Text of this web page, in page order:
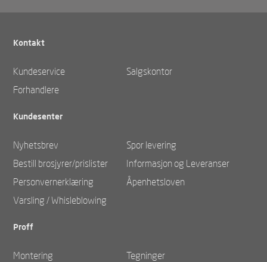
Kontakt
Kundeservice
Salgskontor
Forhandlere
Kundesenter
Nyhetsbrev
Spor levering
Bestill brosjyrer/prislister
Informasjon og Leveranser
Personvernerklæring
Åpenhetsloven
Varsling / Whisleblowing
Proff
Montering
Tegninger